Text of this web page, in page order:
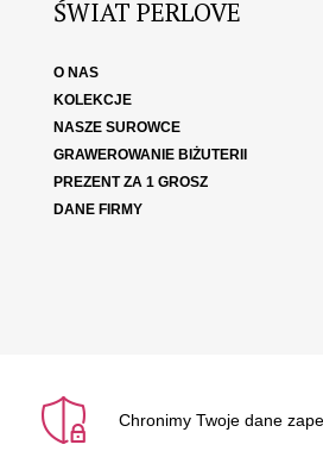
ŚWIAT PERLOVE
O NAS
KOLEKCJE
NASZE SUROWCE
GRAWEROWANIE BIŻUTERII
PREZENT ZA 1 GROSZ
DANE FIRMY
Chronimy Twoje dane